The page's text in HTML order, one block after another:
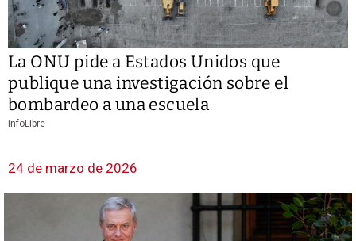
La ONU pide a Estados Unidos que
publique una investigación sobre el
bombardeo a una escuela
infoLibre
24 de marzo de 2026